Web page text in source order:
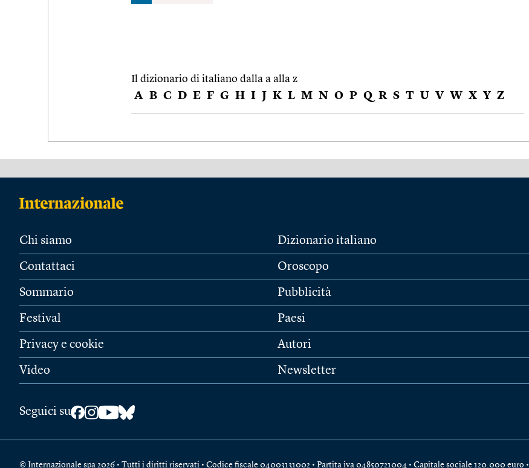
Il dizionario di italiano dalla a alla z
A B C D E F G H I J K L M N O P Q R S T U V W X Y Z
Chi siamo
Contattaci
Sommario
Festival
Privacy e cookie
Video
Dizionario italiano
Oroscopo
Pubblicità
Paesi
Autori
Newsletter
Seguici su
© Internazionale spa 2026 • Tutti i diritti riservati • Codice fiscale 04003131002 • Partita iva 04850721004 • Capitale sociale 120.000 euro •